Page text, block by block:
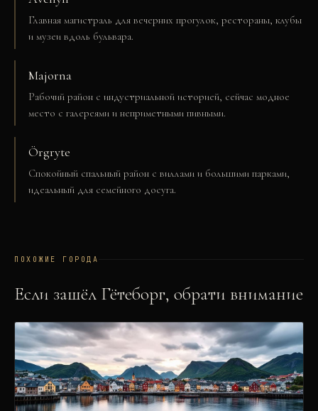
Главная магистраль для вечерних прогулок, рестораны, клубы
и музеи вдоль бульвара.
Majorna
Рабочий район с индустриальной историей, сейчас модное
место с галереями и неприметными пивными.
Örgryte
Спокойный спальный район с виллами и большими парками,
идеальный для семейного досуга.
ПОХОЖИЕ ГОРОДА
Если зашёл Гётеборг, обрати внимание